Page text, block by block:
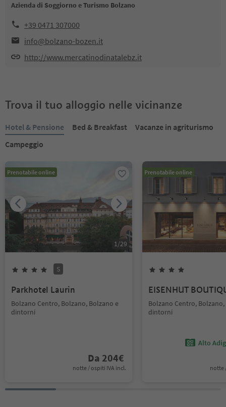
Azienda di Soggiorno e Turismo Bolzano
+39 0471 307000
info@bolzano-bozen.it
http://www.mercatinodinatalebz.it
Trova il tuo alloggio nelle vicinanze
Hotel & Pensione Bed & Breakfast
Vacanze in agriturismo
Campeggio
Prenotabile online
1/29
S
Parkhotel Laurin
Bolzano Centro, Bolzano, Bolzano e
dintorni
Da 204€
notte / ospiti IVA incl.
Prenotabile online
EISENHUT
Bolzano Centro,
dintorni
Alto
notte